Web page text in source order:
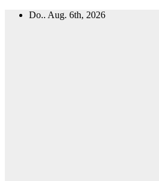
Zum
Do.. Aug. 6th, 2026